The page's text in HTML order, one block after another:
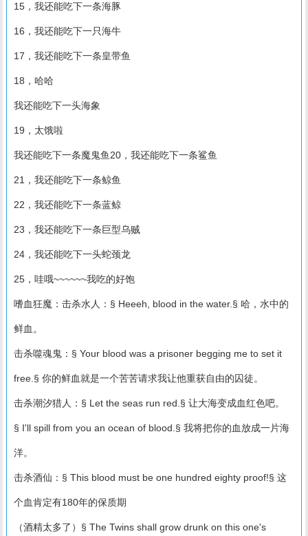
15，我还能吃下一条海豚
16，我还能吃下一只海牛
17，我还能吃下一条皇带鱼
18，哈哈
我还能吃下一头海象
19，太饿啦
我还能吃下一条魔鬼鱼20，我还能吃下一条鲨鱼
21，我还能吃下一条鲸鱼
22，我还能吃下一条蓝鲸
23，我还能吃下一条巨型乌贼
24，我还能吃下一头蛇颈龙
25，哇哦~~~~~~我吃的好饱
嗜血狂魔：击杀水人：§ Heeeh, blood in the water.§ 哈，水中的
鲜血。
击杀噬魂鬼：§ Your blood was a prisoner begging me to set it
free.§ 你的鲜血就是一个苦苦请求我让他重获自由的囚徒。
击杀潮汐猎人：§ Let the seas run red.§ 让大海变成血红色吧。
§ I'll spill from you an ocean of blood.§ 我将把你的血放成一片海
洋。
击杀酒仙：§ This blood must be one hundred eighty proof!§ 这
个血肯定有180年的保质期
（酒精太多了）§ The Twins shall grow drunk on this one's